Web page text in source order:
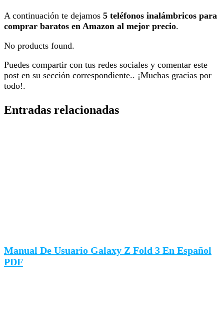
A continuación te dejamos 5 teléfonos inalámbricos para
comprar baratos en Amazon al mejor precio.
No products found.
Puedes compartir con tus redes sociales y comentar este
post en su sección correspondiente.. ¡Muchas gracias por
todo!.
Entradas relacionadas
Manual De Usuario Galaxy Z Fold 3 En Español
PDF